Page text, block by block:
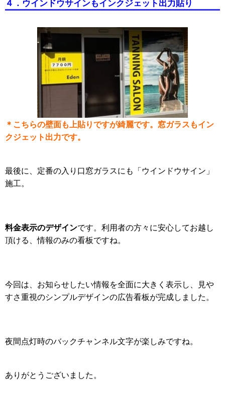
４．ウインドウサインもインクジェット出力貼り
＊こちらの壁面も上貼りですが綺麗です。窓ガラスもイン
クジェット出力です。
最後に、定番の入り口窓ガラスにも「ウインドウサイン」
施工。
料金表示のデザインです。利用者の方々に安心してお越し
頂ける、情報のみの看板ですね。
今回は、お知らせしたい情報を全面に大きく表示し、見や
すさ重視のシンプルデザインの広告看板が完成しました。
夜間点灯時のバックチャンネル文字が楽しみですね。
ありがとうございました。